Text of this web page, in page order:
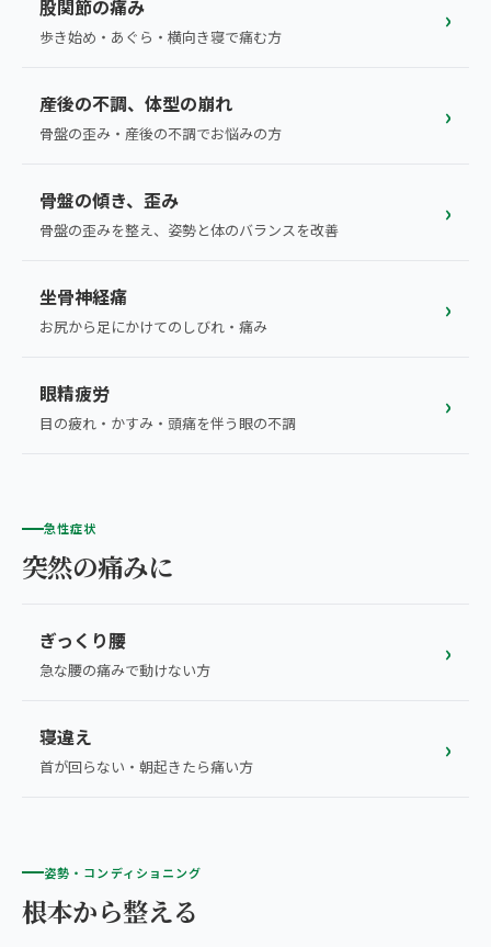
ゴルフ
九州
鹿児島エリア（3院）
→ エリア一覧（全11エリア）
股関節の痛み
歩き始め・あぐら・横向き寝で痛む方
›
産後の不調、体型の崩れ
骨盤の歪み・産後の不調でお悩みの方
›
骨盤の傾き、歪み
骨盤の歪みを整え、姿勢と体のバランスを改善
›
坐骨神経痛
お尻から足にかけてのしびれ・痛み
›
眼精疲労
目の疲れ・かすみ・頭痛を伴う眼の不調
›
急性症状
突然の痛みに
ぎっくり腰
急な腰の痛みで動けない方
›
寝違え
首が回らない・朝起きたら痛い方
›
姿勢・コンディショニング
根本から整える